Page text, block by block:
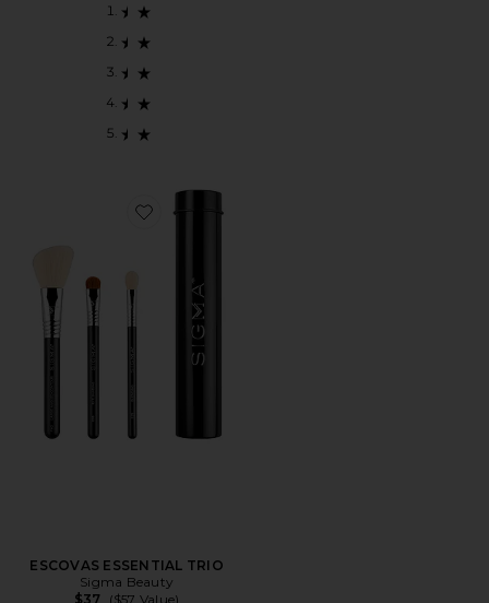
Favorite ESCOVAS ESSENTIAL TRIO
ESCOVAS ESSENTIAL TRIO
Sigma Beauty
$37 ($57 Value)